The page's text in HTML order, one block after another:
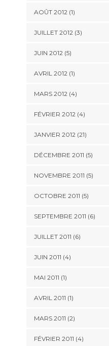
AOÛT 2012 (1)
JUILLET 2012 (3)
JUIN 2012 (5)
AVRIL 2012 (1)
MARS 2012 (4)
FÉVRIER 2012 (4)
JANVIER 2012 (21)
DÉCEMBRE 2011 (5)
NOVEMBRE 2011 (5)
OCTOBRE 2011 (5)
SEPTEMBRE 2011 (6)
JUILLET 2011 (6)
JUIN 2011 (4)
MAI 2011 (1)
AVRIL 2011 (1)
MARS 2011 (2)
FÉVRIER 2011 (4)